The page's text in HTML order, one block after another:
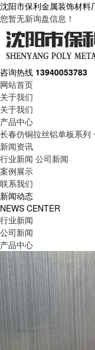
沈阳市保利金属装饰材料
您暂无新询盘信息！
咨询热线 13940053783
网站首页
关于我们
关于我们
产品中心
长春仿铜拉丝铝单板系列
新闻资讯
行业新闻 公司新闻
案例展示
联系我们
新闻动态
NEWS CENTER
行业新闻
公司新闻
产品中心